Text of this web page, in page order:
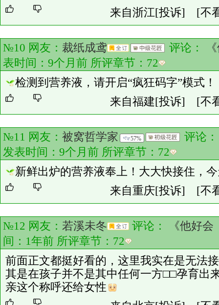
来自浙江[投诉] [不
№10 网友： 裁纸成鸢 评论：
表时间：9个月前 所评章节： 72
检测到营养液，请开启“疯狂码字”模式！
来自福建[投诉] [不
№11 网友： 被窝哲学家 57%
评论
发表时间：9个月前 所评章节： 72
新鲜出炉的营养液奉上！大大快接住，
来自重庆[投诉] [不
№12 网友： 若溪未冬 评论：
《他好
间：1年前 所评章节： 72
前面正文都挺好看的，这里我实在是无法
其是在孩子并不是其中任何一方□□孕育出
亲这个称呼还给女性